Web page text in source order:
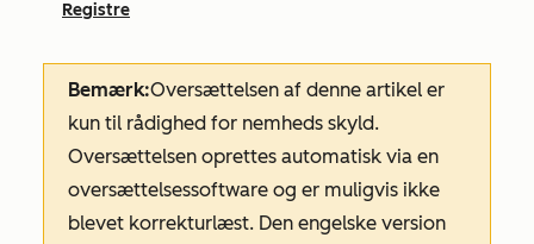
Registre
Bemærk:Oversættelsen af denne artikel er
kun til rådighed for nemheds skyld.
Oversættelsen oprettes automatisk via en
oversættelsessoftware og er muligvis ikke
blevet korrekturlæst. Den engelske version